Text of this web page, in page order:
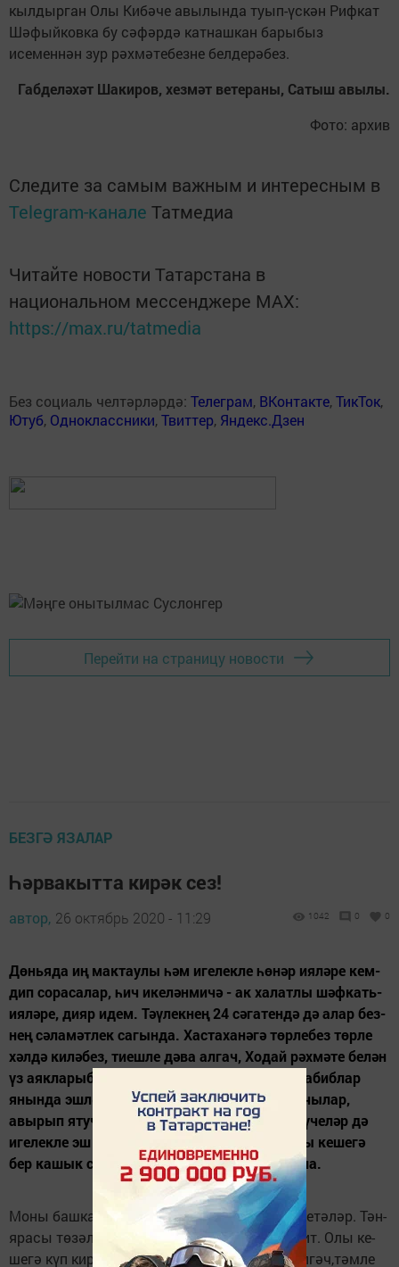
кылдырган Олы Ки­бәче авылында туып-үскән Риф­кат
Шәфыйковка бу сәфәрдә кат­нашкан барыбыз
исеменнән зур­ рәхмәтебезне белдерәбез.
Габделәхәт Шакиров, хезмәт ветераны, Сатыш авылы.
Фото: архив
Следите за самым важным и интересным в
Telegram-канале Татмедиа
Читайте новости Татарстана в
национальном мессенджере MАХ:
https://max.ru/tatmedia
Без социаль челтәрләрдә: Телеграм, ВКонтакте,ТикТок,
Ютуб, Одноклассники,Твиттер, Яндекс.Дзен
Перейти на страницу новости
БЕЗГӘ ЯЗАЛАР
Һәрвакытта кирәк сез!
автор, 26 октябрь 2020 - 11:29 1042 0 0
Дөньяда иң мактаулы һәм­­ иге­­­лекле һөнәр ияләре кем­­­
дип­­ сорасалар, һич ике­лән­ми­­­чә - ак халатлы шәф­кать­
ия­­­­ләре, дияр идем. Тәү­лек­нең­­ 24­ сәгатендә дә алар без­
нең­­ сә­­ламәтлек сагында. Хас­­та­ха­­­нәгә төрлебез төрле
хәл­дә­­­ киләбез, тиешле дәва ал­гач,­­­ Ходай рәхмәте белән
үз­ аяк­­­ларыбызда сөенеп кайтып­­ китә­без. Табиблар
янын­да­­ эш­ләүче санитаркалар,­ җы­­­еш­тыручылар,
авырып яту­­­чы­лар өчен тәмле аш-су­ әзер­­ләү­челәр дә
игелек­ле­ эш­­ башкаралар. Хасталанып­ яту­­­чы ке­шегә
бер кашык су йот­­ты­ру да саваплы эш са­на­­­­ла.­­
Мо­ны башкаручылар­ күп­­ме­ рәх­мәт сүзе ишетәләр. Тән­­
ярасы төзәлә, җан­ ярасы тө­­зәлми, диләр бит.­ Олы ке­
ше­­­гә күп кирәк ме­ни, кадер-хөр­­­мәт күрсәтелгәч,тәмле